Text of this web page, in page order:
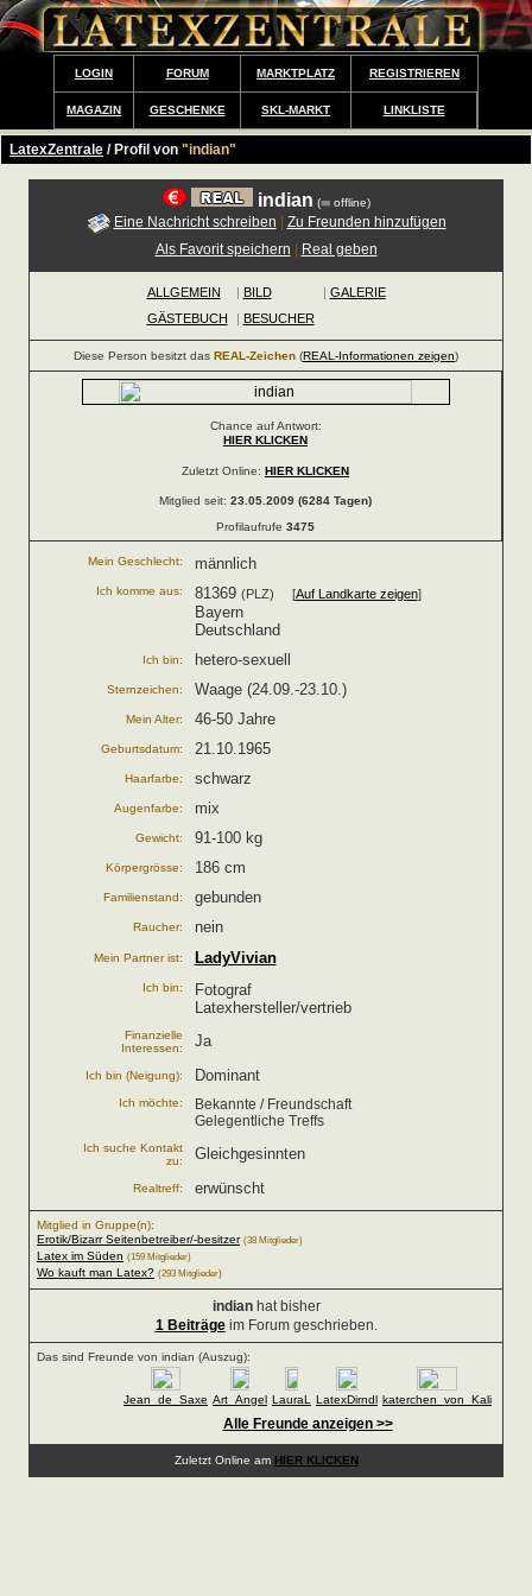
LOGIN FORUM MARKTPLATZ REGISTRIEREN
MAGAZIN GESCHENKE SKL-MARKT LINKLISTE
LatexZentrale / Profil von "indian"
indian ( offline)
Eine Nachricht schreiben
Zu Freunden hinzufügen
Als Favorit speichern
Real geben
ALLGEMEIN | BILD | GALERIE
GÄSTEBUCH
| BESUCHER
Diese Person besitzt das REAL-Zeichen (REAL-Informationen zeigen)
Chance auf Antwort:
HIER KLICKEN
Zuletzt Online: HIER KLICKEN
Mitglied seit: 23.05.2009 (6284 Tagen)
Profilaufrufe 3475
Mein Geschlecht: männlich
Ich komme aus: 81369 (PLZ) [Auf Landkarte zeigen]
Bayern
Deutschland
Ich bin: hetero-sexuell
Sternzeichen: Waage (24.09.-23.10.)
Mein Alter: 46-50 Jahre
Geburtsdatum: 21.10.1965
Haarfarbe: schwarz
Augenfarbe: mix
Gewicht: 91-100 kg
Körpergrösse: 186 cm
Familienstand: gebunden
Raucher: nein
Mein Partner ist: LadyVivian
Ich bin:
Fotograf
Latexhersteller/vertrieb
Finanzielle
Interessen:
Ja
Ich bin (Neigung): Dominant
Ich möchte:
Bekannte / Freundschaft
Gelegentliche Treffs
Ich suche Kontakt
zu:
Gleichgesinnten
Realtreff: erwünscht
Mitglied in Gruppe(n):
Erotik/Bizarr Seitenbetreiber/-besitzer (38 Mitglieder)
Latex im Süden (159 Mitglieder)
Wo kauft man Latex? (293 Mitglieder)
indianhat bisher
1 Beiträgeim Forum geschrieben.
Das sind Freunde von indian (Auszug):
Jean_de_Saxe Art_Angel LauraL LatexDirndl katerchen_von_Kali
Alle Freunde anzeigen >>
Zuletzt Online am HIER KLICKEN